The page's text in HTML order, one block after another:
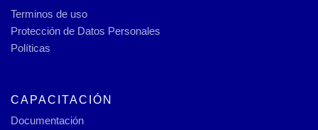
Terminos de uso
Protección de Datos Personales
Políticas
CAPACITACIÓN
Documentación